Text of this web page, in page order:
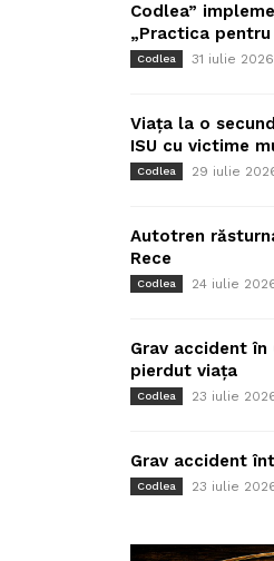
Codlea”
„Practica
Codlea 31 iulie 2026
Viața la o
ISU cu victime
Codlea 29 iulie
Autotren
Rece
Codlea 24 iulie
Grav accident în
pierdut viața
Codlea 23 iulie
Grav accident
Codlea 23 iulie